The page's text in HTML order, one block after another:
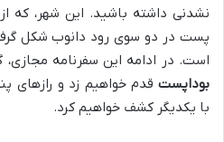
نشدنی داشته باشید. این شهر، که
پست در دو سوی رود دانوب شکل
است. در ادامه این سفرنامه مجازی،
بوداپست قدم خواهیم زد و رازهای
با یکدیگر کشف خواهیم کرد.